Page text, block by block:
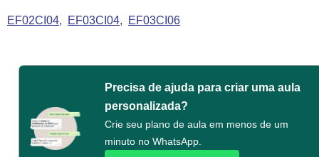
EF02CI04 EF03CI04 EF03CI06
Precisa de ajuda para criar uma aula
personalizada?
Crie seu plano de aula em menos de um
minuto no WhatsApp.